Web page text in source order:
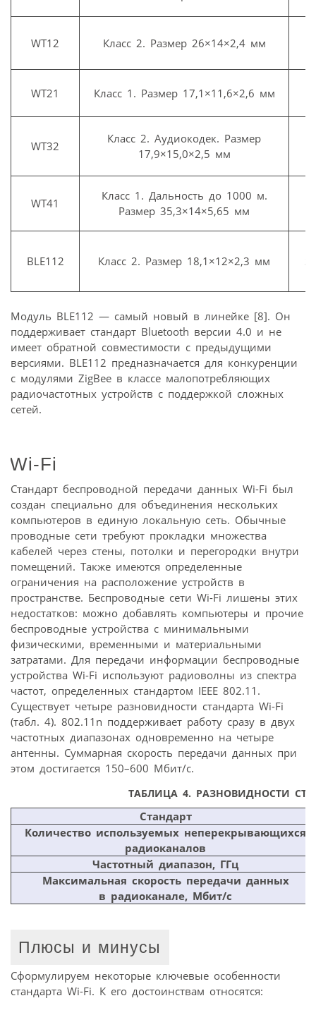
WT12 Класс 2. Размер 26×14×2,4 мм
WT21 Класс 1. Размер 17,1×11,6×2,6 мм
WT32
Класс 2. Аудиокодек. Размер
17,9×15,0×2,5 мм
WT41
Класс 1. Дальность до 1000 м.
Размер 35,3×14×5,65 мм
BLE112 Класс 2. Размер 18,1×12×2,3 мм
Модуль BLE112 — самый новый в линейке [8]. Он
поддерживает стандарт Bluetooth версии 4.0 и не
имеет обратной совместимости с предыдущими
версиями. BLE112 предназначается для конкуренции
с модулями ZigBee в классе малопотребляющих
радиочастотных устройств с поддержкой сложных
сетей.
Wi-Fi
Стандарт беспроводной передачи данных Wi-Fi был
создан специально для объединения нескольких
компьютеров в единую локальную сеть. Обычные
проводные сети требуют прокладки множества
кабелей через стены, потолки и перегородки внутри
помещений. Также имеются определенные
ограничения на расположение устройств в
пространстве. Беспроводные сети Wi-Fi лишены этих
недостатков: можно добавлять компьютеры и прочие
беспроводные устройства с минимальными
физическими, временными и материальными
затратами. Для передачи информации беспроводные
устройства Wi-Fi используют радиоволны из спектра
частот, определенных стандартом IEEE 802.11.
Существует четыре разновидности стандарта Wi-Fi
(табл. 4). 802.11n поддерживает работу сразу в двух
частотных диапазонах одновременно на четыре
антенны. Суммарная скорость передачи данных при
этом достигается 150–600 Мбит/с.
ТАБЛИЦА 4. РАЗНОВИДНОСТИ
Стандарт
Количество используемых неперекрывающихся
радиоканалов
Частотный диапазон, ГГц
Максимальная скорость передачи данных
в радиоканале, Мбит/с
Плюсы и минусы
Сформулируем некоторые ключевые особенности
стандарта Wi-Fi. К его достоинствам относятся: